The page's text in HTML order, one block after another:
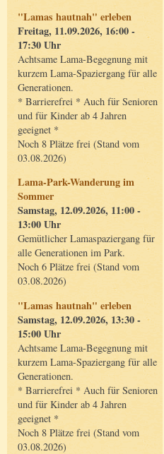
"Lamas hautnah" erleben
Freitag, 11.09.2026, 16:00 -
17:30 Uhr
Achtsame Lama-Begegnung mit
kurzem Lama-Spaziergang für alle
Generationen.
* Barrierefrei * Auch für Senioren
und für Kinder ab 4 Jahren
geeignet *
Noch 8 Plätze frei (Stand vom
03.08.2026)
Lama-Park-Wanderung im
Sommer
Samstag, 12.09.2026, 11:00 -
13:00 Uhr
Gemütlicher Lamaspaziergang für
alle Generationen im Park.
Noch 6 Plätze frei (Stand vom
03.08.2026)
"Lamas hautnah" erleben
Samstag, 12.09.2026, 13:30 -
15:00 Uhr
Achtsame Lama-Begegnung mit
kurzem Lama-Spaziergang für alle
Generationen.
* Barrierefrei * Auch für Senioren
und für Kinder ab 4 Jahren
geeignet *
Noch 8 Plätze frei (Stand vom
03.08.2026)